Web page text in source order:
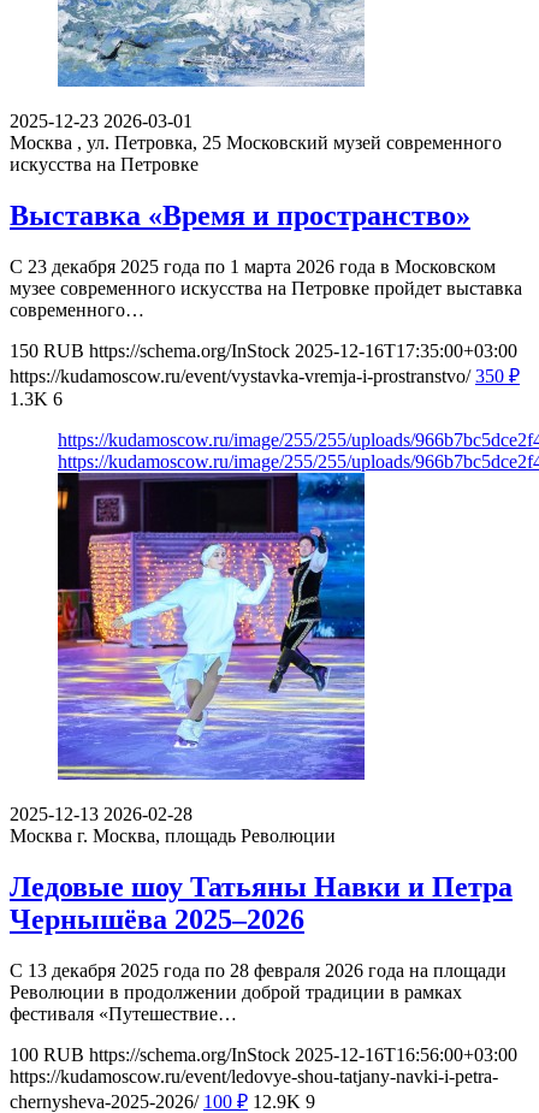
2025-12-23 2026-03-01
Москва , ул. Петровка, 25 Московский музей современного
искусства на Петровке
Выставка «Время и пространство»
С 23 декабря 2025 года по 1 марта 2026 года в Московском
музее современного искусства на Петровке пройдет выставка
современного…
150 RUB https://schema.org/InStock 2025-12-16T17:35:00+03:00
https://kudamoscow.ru/event/vystavka-vremja-i-prostranstvo/ 350 ₽
1.3K 6
https://kudamoscow.ru/image/255/255/uploads/
https://kudamoscow.ru/image/255/255/uploads/
2025-12-13 2026-02-28
Москва г. Москва, площадь Революции
Ледовые шоу Татьяны Навки и Петра
Чернышёва 2025–2026
С 13 декабря 2025 года по 28 февраля 2026 года на площади
Революции в продолжении доброй традиции в рамках
фестиваля «Путешествие…
100 RUB https://schema.org/InStock 2025-12-16T16:56:00+03:00
https://kudamoscow.ru/event/ledovye-shou-tatjany-navki-i-petra-
chernysheva-2025-2026/ 100 ₽ 12.9K 9